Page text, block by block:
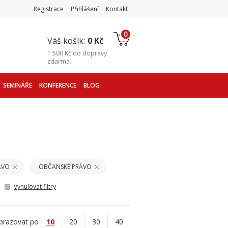
Registrace Přihlášení Kontakt
Váš košík: 0 Kč
0
1 500 Kč do dopravy
zdarma.
SEMINÁŘE KONFERENCE BLOG
OBČANSKÉ PRÁVO
Vynulovat filtry
po 10 20 30 40